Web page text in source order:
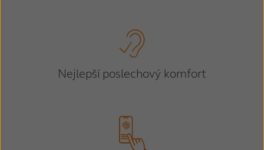
Sverige
Nejlepší poslechový komfort